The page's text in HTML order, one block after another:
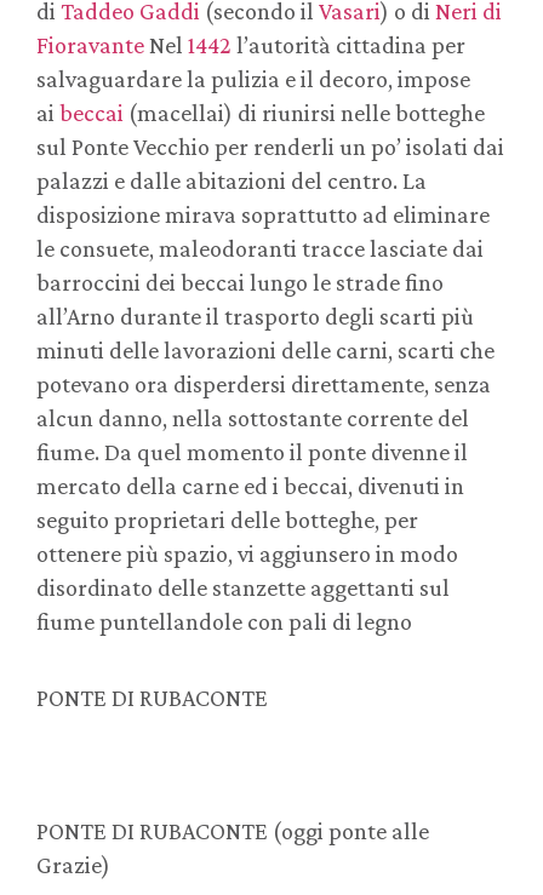
di Taddeo Gaddi (secondo il Vasari) o di Neri di
FioravanteNel 1442 l’autorità cittadina per
salvaguardare la pulizia e il decoro, impose
ai beccai (macellai) di riunirsi nelle botteghe
sul Ponte Vecchio per renderli un po’ isolati dai
palazzi e dalle abitazioni del centro. La
disposizione mirava soprattutto ad eliminare
le consuete, maleodoranti tracce lasciate dai
barroccini dei beccai lungo le strade fino
all’Arno durante il trasporto degli scarti più
minuti delle lavorazioni delle carni, scarti che
potevano ora disperdersi direttamente, senza
alcun danno, nella sottostante corrente del
fiume. Da quel momento il ponte divenne il
mercato della carne ed i beccai, divenuti in
seguito proprietari delle botteghe, per
ottenere più spazio, vi aggiunsero in modo
disordinato delle stanzette aggettanti sul
fiume puntellandole con pali di legno
PONTE DI RUBACONTE
PONTE DI RUBACONTE (oggi ponte alle
Grazie)